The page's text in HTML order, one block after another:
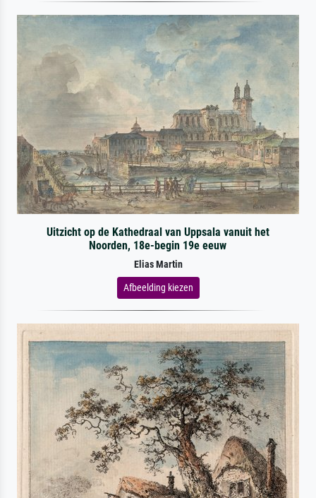
Uitzicht op de Kathedraal van Uppsala vanuit het
Noorden, 18e-begin 19e eeuw
Elias Martin
Afbeelding kiezen